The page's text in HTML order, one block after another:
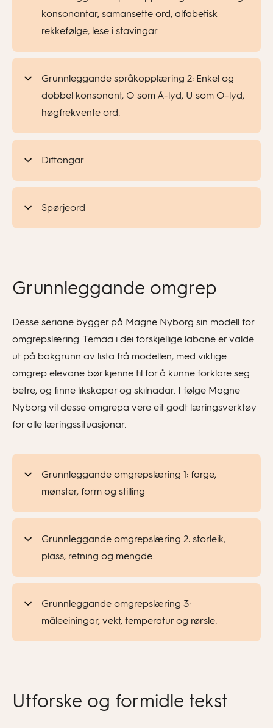
konsonantar, samansette ord, alfabetisk
rekkefølge, lese i stavingar.
Grunnleggande språkopplæring 2: Enkel og
dobbel konsonant, O som Å-lyd, U som O-lyd,
høgfrekvente ord.
Diftongar
Spørjeord
Grunnleggande omgrep
Desse seriane bygger på Magne Nyborg sin modell for
omgrepslæring. Temaa i dei forskjellige labane er valde
ut på bakgrunn av lista frå modellen, med viktige
omgrep elevane bør kjenne til for å kunne forklare seg
betre, og finne likskapar og skilnadar. I følge Magne
Nyborg vil desse omgrepa vere eit godt læringsverktøy
for alle læringssituasjonar.
Grunnleggande omgrepslæring 1: farge,
mønster, form og stilling
Grunnleggande omgrepslæring 2: storleik,
plass, retning og mengde.
Grunnleggande omgrepslæring 3:
måleeiningar, vekt, temperatur og rørsle.
Utforske og formidle tekst